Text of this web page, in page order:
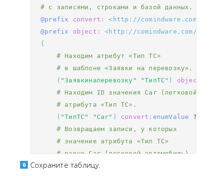
# с записями, строками и базой данных.
@prefix
convert:
<http://comindware.com/
@prefix
object:
<http://comindware.com/
{
# Находим атрибут «Тип ТС»
# в шаблоне «Заявки на перевозку».
( "Заявкинаперевозку" "ТипТС" ) object
# Находим ID значения Car (легковой
# атрибута «Тип ТС».
( "ТипТС" "Car" ) convert : enumValue
# Возвращаем записи, у которых
# значение атрибута «Тип ТС»
# равно Car (легковой автомобиль).
?item ?TipTSAttribute
Сохраните таблицу.